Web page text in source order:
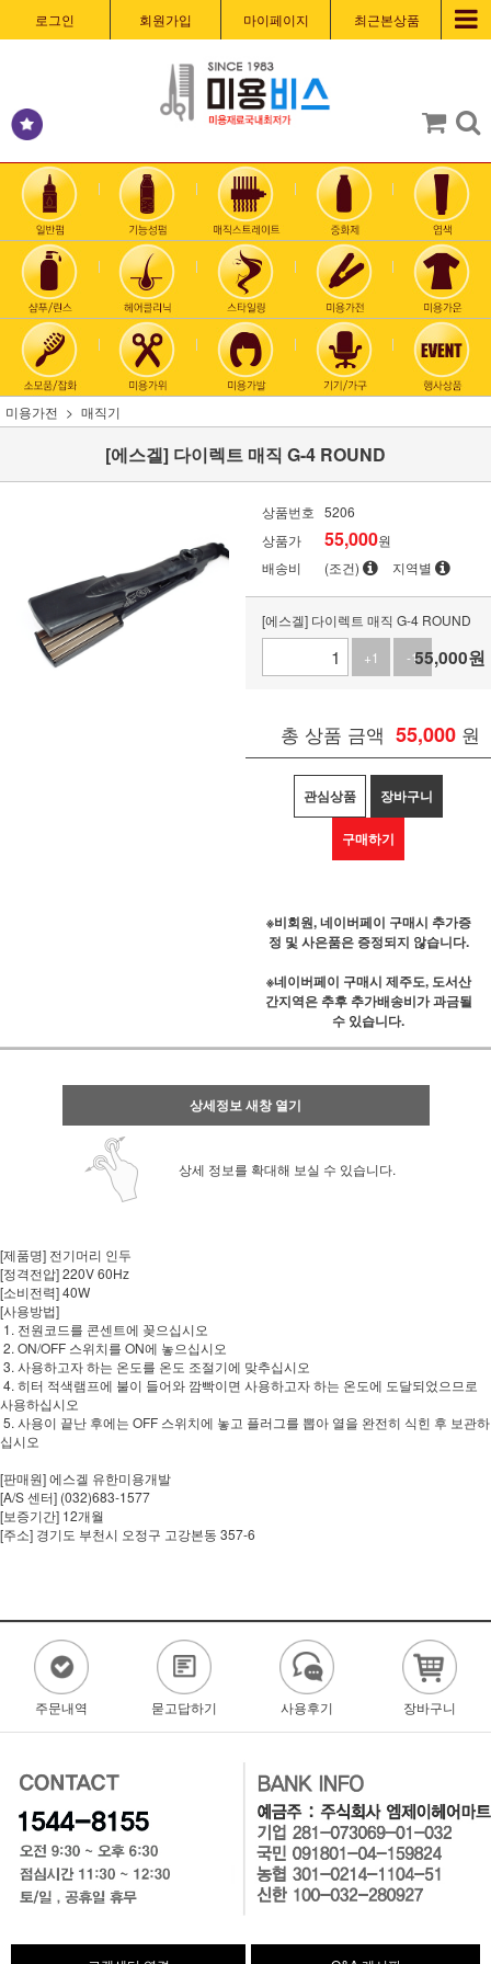
로그인 회원가입 마이페이지 최근본상품
미용가전 매직기
[에스겔] 다이렉트 매직 G-4 ROUND
상품번호 5206
상품가
55,000원
배송비
(조건) 지역별
[에스겔] 다이렉트 매직 G-4 ROUND
+1
-155,000원
총 상품 금액 55,000 원
관심상품 장바구니
구매하기
※비회원, 네이버페이 구매시 추가증
정 및 사은품은 증정되지 않습니다.
※네이버페이 구매시 제주도, 도서산
간지역은 추후 추가배송비가 과금될
수 있습니다.
상세정보 새창 열기
상세 정보를 확대해 보실 수 있습니다.
[제품명] 전기머리 인두
[정격전압] 220V 60Hz
[소비전력] 40W
[사용방법]
1. 전원코드를 콘센트에 꽂으십시오
2. ON/OFF 스위치를 ON에 놓으십시오
3. 사용하고자 하는 온도를 온도 조절기에 맞추십시오
4. 히터 적색램프에 불이 들어와 깜빡이면 사용하고자 하는 온도에 도달되었으므로
사용하십시오
5. 사용이 끝난 후에는 OFF 스위치에 놓고 플러그를 뽑아 열을 완전히 식힌 후 보관하
십시오
[판매원] 에스겔 유한미용개발
[A/S 센터] (032)683-1577
[보증기간] 12개월
[주소] 경기도 부천시 오정구 고강본동 357-6
주문내역 묻고답하기 사용후기 장바구니